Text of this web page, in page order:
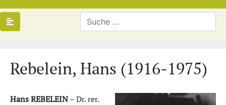
Rebelein, Hans (1916-1975)
Hans REBELEIN– Dr. rer.